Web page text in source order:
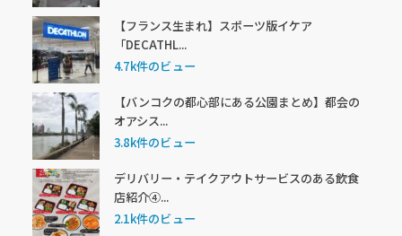
【フランス生まれ】スポーツ版イケア
「DECATHL...
4.7k件のビュー
【バンコクの都心部にある公園まとめ】都会の
オアシス...
3.8k件のビュー
デリバリー・テイクアウトサービスのある飲食
店紹介④...
2.1k件のビュー